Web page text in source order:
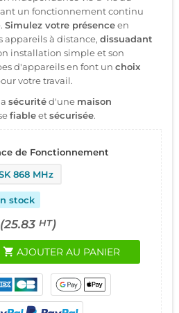
un fonctionnement continu
Simulez votre présenceen
à distance, dissuadant
installation simple et son
d'appareils en font un choix
votre travail.
sécuritéd'une maison
fiableetsécurisée.
de Fonctionnement
868 MHz
stock
(25.83 HT)
shopping_cart AJOUTER AU PANIER